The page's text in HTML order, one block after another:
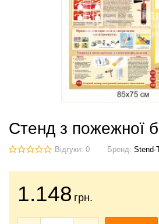
Стенд з пожежної
Відгуки: 0 Бренд: Stend-
1.148 грн.